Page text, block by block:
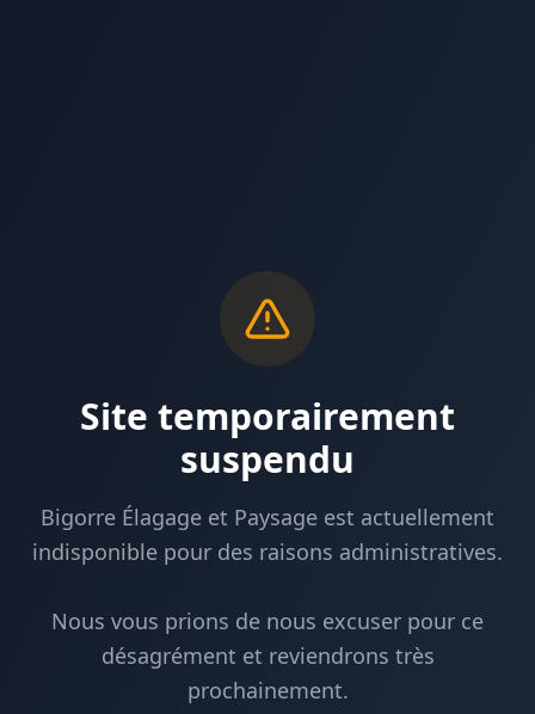
Site temporairement
suspendu
Bigorre Élagage et Paysage est actuellement
indisponible pour des raisons administratives.
Nous vous prions de nous excuser pour ce
désagrément et reviendrons très
prochainement.